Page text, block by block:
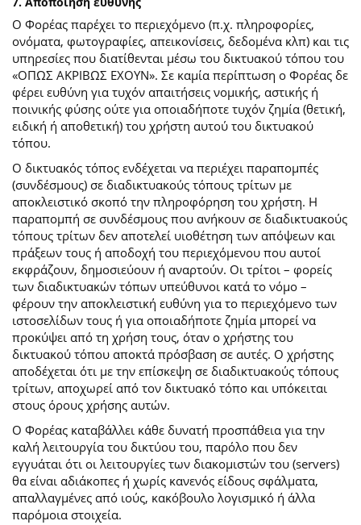
Ο Φορέας παρέχει το περιεχόμενο (π.χ. πληροφορίες,
ονόματα, φωτογραφίες, απεικονίσεις, δεδομένα κλπ) και τις
υπηρεσίες που διατίθενται μέσω του δικτυακού τόπου του
«ΟΠΩΣ ΑΚΡΙΒΩΣ ΕΧΟΥΝ». Σε καμία περίπτωση ο Φορέας δε
φέρει ευθύνη για τυχόν απαιτήσεις νομικής, αστικής ή
ποινικής φύσης ούτε για οποιαδήποτε τυχόν ζημία (θετική,
ειδική ή αποθετική) του χρήστη αυτού του δικτυακού
τόπου.
O δικτυακός τόπος ενδέχεται να περιέχει παραπομπές
(συνδέσμους) σε διαδικτυακούς τόπους τρίτων με
αποκλειστικό σκοπό την πληροφόρηση του χρήστη. Η
παραπομπή σε συνδέσμους που ανήκουν σε διαδικτυακούς
τόπους τρίτων δεν αποτελεί υιοθέτηση των απόψεων και
πράξεων τους ή αποδοχή του περιεχόμενου που αυτοί
εκφράζουν, δημοσιεύουν ή αναρτούν. Οι τρίτοι – φορείς
των διαδικτυακών τόπων υπεύθυνοι κατά το νόμο –
φέρουν την αποκλειστική ευθύνη για το περιεχόμενο των
ιστοσελίδων τους ή για οποιαδήποτε ζημία μπορεί να
προκύψει από τη χρήση τους, όταν ο χρήστης του
δικτυακού τόπου αποκτά πρόσβαση σε αυτές. Ο χρήστης
αποδέχεται ότι με την επίσκεψη σε διαδικτυακούς τόπους
τρίτων, αποχωρεί από τον δικτυακό τόπο και υπόκειται
στους όρους χρήσης αυτών.
Ο Φορέας καταβάλλει κάθε δυνατή προσπάθεια για την
καλή λειτουργία του δικτύου του, παρόλο που δεν
εγγυάται ότι οι λειτουργίες των διακομιστών του (servers)
θα είναι αδιάκοπες ή χωρίς κανενός είδους σφάλματα,
απαλλαγμένες από ιούς, κακόβουλο λογισμικό ή άλλα
παρόμοια στοιχεία.